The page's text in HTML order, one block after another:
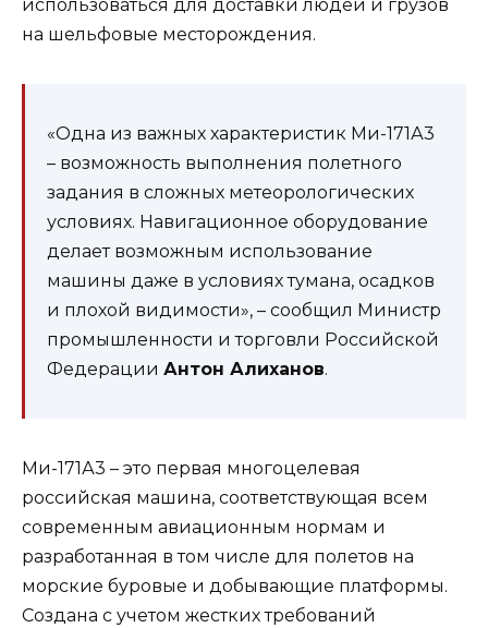
использоваться для доставки людей и грузов
на шельфовые месторождения.
«Одна из важных характеристик Ми-171А3
– возможность выполнения полетного
задания в сложных метеорологических
условиях. Навигационное оборудование
делает возможным использование
машины даже в условиях тумана, осадков
и плохой видимости», – сообщил Министр
промышленности и торговли Российской
Федерации Антон Алиханов.
Ми-171А3 – это первая многоцелевая
российская машина, соответствующая всем
современным авиационным нормам и
разработанная в том числе для полетов на
морские буровые и добывающие платформы.
Создана с учетом жестких требований